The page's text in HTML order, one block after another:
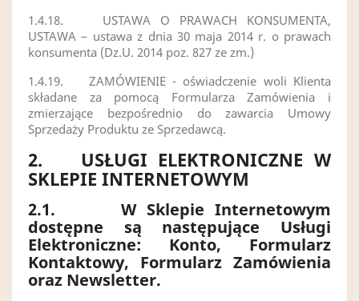
1.4.18.
USTAWA O PRAWACH KONSUMENTA,
USTAWA – ustawa z dnia 30 maja 2014 r. o prawach
konsumenta (Dz.U. 2014 poz. 827 ze zm.)
1.4.19.
ZAMÓWIENIE - oświadczenie woli Klienta
składane za pomocą Formularza Zamówienia i
zmierzające bezpośrednio do zawarcia Umowy
Sprzedaży Produktu ze Sprzedawcą.
2.
USŁUGI ELEKTRONICZNE W
SKLEPIE INTERNETOWYM
2.1.
W Sklepie Internetowym
dostępne są następujące Usługi
Elektroniczne: Konto, Formularz
Kontaktowy, Formularz Zamówienia
oraz Newsletter.